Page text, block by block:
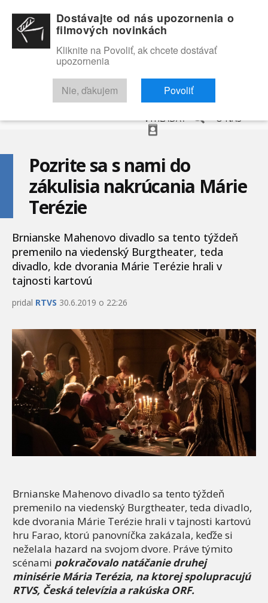
RECENZIE TRAILERY FILMOVÁ DATABÁZA
VYHĽADAŤ O NÁS
Pozrite sa s nami do
zákulisia nakrúcania Márie
Terézie
Brnianske Mahenovo divadlo sa tento týždeň
premenilo na viedenský Burgtheater, teda
divadlo, kde dvorania Márie Terézie hrali v
tajnosti kartovú
pridal RTVS 30.6.2019 o 22:26
Brnianske Mahenovo divadlo sa tento týždeň
premenilo na viedenský Burgtheater, teda divadlo,
kde dvorania Márie Terézie hrali v tajnosti kartovú
hru Farao, ktorú panovníčka zakázala, keďže si
neželala hazard na svojom dvore. Práve týmito
scénami pokračovalo natáčanie druhej
minisérie Mária Terézia, na ktorej spolupracujú
RTVS, Česká televízia a rakúska ORF.
Dostávajte od nás upozornenia o
filmových novinkách
Kliknite na Povoliť, ak chcete dostávať
upozornenia
Nie, ďakujem Povoliť